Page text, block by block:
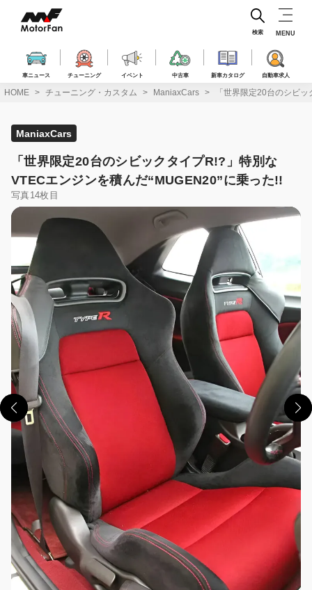
ス
車ニュース チューニング イベント 中古車 新車カタログ 自動車求人
検索 MENU
HOME チューニング・カスタム ManiaxCars 「世界限定20台のシビ
ManiaxCars
「世界限定20台のシビックタイプR!?」特別な
VTECエンジンを積んだ“MUGEN20”に乗った!!
写真14枚目
この画像の記事を読む